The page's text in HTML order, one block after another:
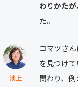
わりかた
た。
池上
コマツさ
を見つけ
関わり、